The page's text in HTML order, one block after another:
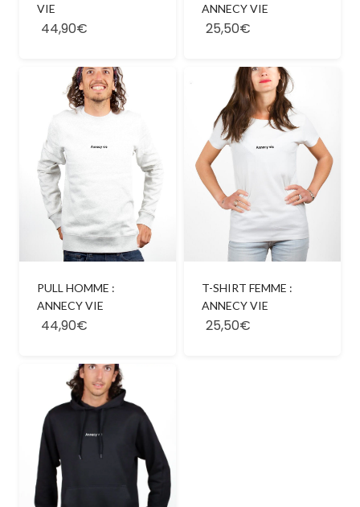
VIE
44,90€
ANNECY VIE
25,50€
PULL HOMME :
ANNECY VIE
44,90€
T-SHIRT FEMME :
ANNECY VIE
25,50€